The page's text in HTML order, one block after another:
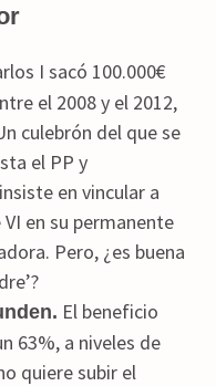
I sacó 100.000€
el 2008 y el 2012,
culebrón del que se
el PP y
en vincular a
en su permanente
Pero, ¿es buena
El beneficio
63%, a niveles de
quiere subir el